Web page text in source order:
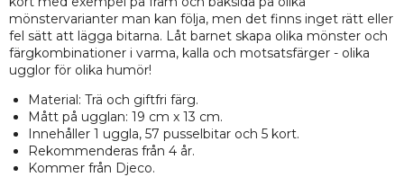
mönstervarianter man kan följa, men det finns inget rätt eller
fel sätt att lägga bitarna. Låt barnet skapa olika mönster och
färgkombinationer i varma, kalla och motsatsfärger - olika
ugglor för olika humör!
Material: Trä och giftfri färg.
Mått på ugglan: 19 cm x 13 cm.
Innehåller 1 uggla, 57 pusselbitar och 5 kort.
Rekommenderas från 4 år.
Kommer från Djeco.